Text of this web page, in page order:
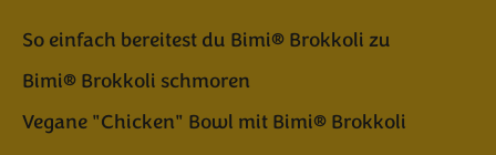
So einfach bereitest du Bimi® Brokkoli zu
Bimi® Brokkoli schmoren
Vegane "Chicken" Bowl mit Bimi® Brokkoli